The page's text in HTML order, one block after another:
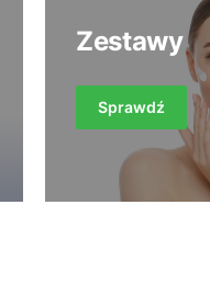
Zestawy
Sprawdź